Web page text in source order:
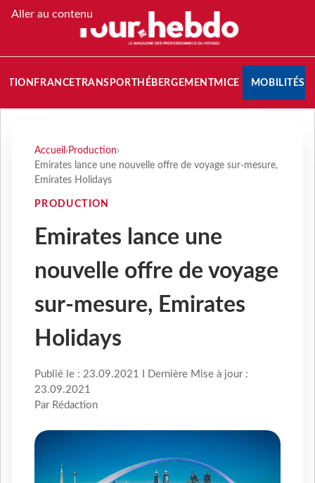
Aller au contenu
FRANCETRANSPORT HÉBERGEMENTMICE MOBILITÉS
Accueil › Production›
Emirates lance une nouvelle offre de voyage sur-mesure,
Emirates Holidays
PRODUCTION
Emirates lance une
nouvelle offre de voyage
sur-mesure, Emirates
Holidays
Publié le : 23.09.2021 I Dernière Mise à jour :
23.09.2021
Par Rédaction